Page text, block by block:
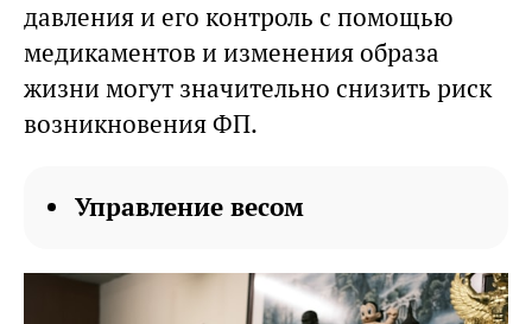
давления и его контроль с помощью
медикаментов и изменения образа
жизни могут значительно снизить риск
возникновения ФП.
Управление весом